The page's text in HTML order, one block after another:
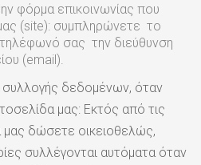
φόρμα επικοινωνίας που
(site): συμπληρώνετε το
σας την διεύθυνση
(email).
δεδομένων, όταν
μας: Εκτός από τις
δώσετε οικειοθελώς,
συλλέγονται αυτόματα όταν